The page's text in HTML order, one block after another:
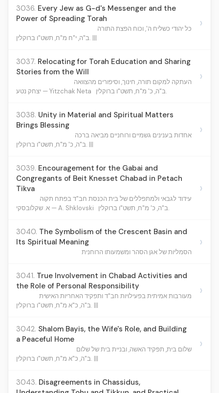
3036. Every Jew as G-d's Messenger and the
Power of Spreading Torah
כל יהודי כשליח ה', וכוח הפצת התורה
ב"ה, י"ח מ"ח, תשט"ו ברוקלין. |||
›
3037. Relocating for Torah Education and Sharing
Stories from the Will
העתקה למקום תורה, חינוך, וסיפורים מהצוואה
יצחק נטע — Yitzchak Neta
ב"ה, כ' מ"ח, תשט"ו ברוקלין.
›
3038. Unity in Material and Spiritual Matters
Brings Blessing
אחדות בענינים גשמיים ורוחניים מביאה ברכה
ב"ה, כ' מ"ח, תשט"ו ברוקלין. |||
›
3039. Encouragement for the Gabai and
Congregants of Beit Knesset Chabad in Petach
Tikva
עידוד לגבאי ולמתפללים של בית הכנסת חב"ד בפתח תקוה
א. שקלובסקי — A. Shklovski
ב"ה, כ' מ"ח, תשט"ו ברוקלין.
›
3040. The Symbolism of the Crescent Basin and
Its Spiritual Meaning
הסמליות של אגן הסהר ומשמעותו הרוחנית
›
3041. True Involvement in Chabad Activities and
the Role of Personal Responsibility
מעורבות אמיתית בפעילויות חב"ד ותפקיד האחריות האישית
ב"ה, כ"א מ"ח, תשט"ו ברוקלין. |||
›
3042. Shalom Bayis, the Wife's Role, and Building
a Peaceful Home
שלום בית, תפקיד האשה, ובניית בית של שלום
ב"ה, כ"א מ"ח, תשט"ו ברוקלין. |||
›
3043. Disagreements in Chassidus,